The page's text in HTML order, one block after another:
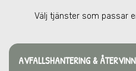
Välj tjänster som passar
AVFALLSHANTERING &